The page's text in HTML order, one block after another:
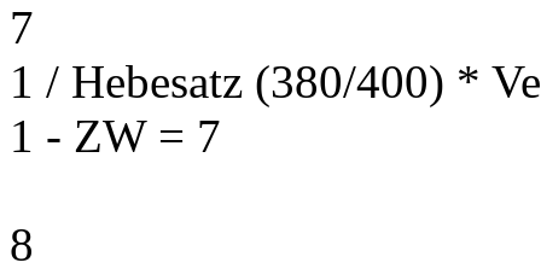
7
1 / Hebesatz (380/400) *
1 - ZW = 7
8